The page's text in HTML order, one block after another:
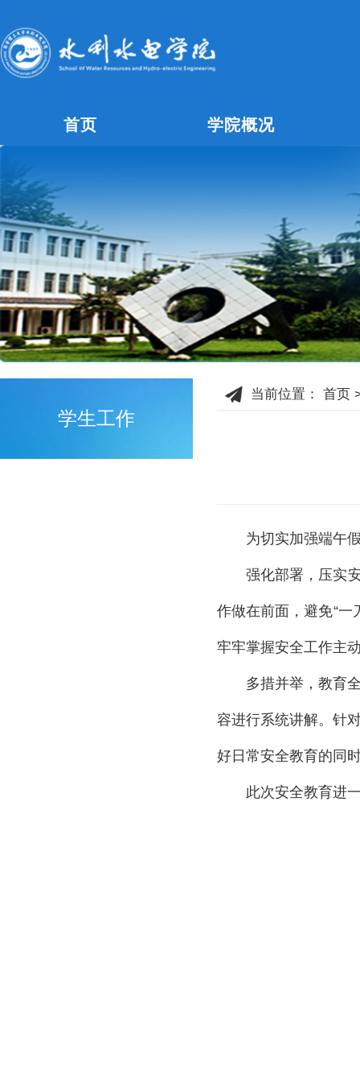
首页 学院概况
学生工作
当前位置： 首页
为切实加强端午
强化部署，压实
作做在前面，避免“
牢牢掌握安全工作主
多措并举，教育
容进行系统讲解。针
好日常安全教育的同
此次安全教育进